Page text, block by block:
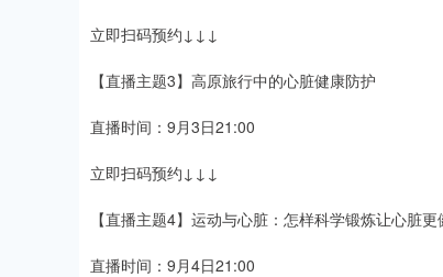
立即扫码预约↓↓↓
【直播主题3】高原旅行中的心脏健康防护
直播时间：9月3日21:00
立即扫码预约↓↓↓
【直播主题4】运动与心脏：怎样科学锻炼让心脏更
直播时间：9月4日21:00